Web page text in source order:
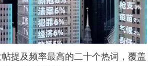
提及频率最高的二十个热词，覆盖